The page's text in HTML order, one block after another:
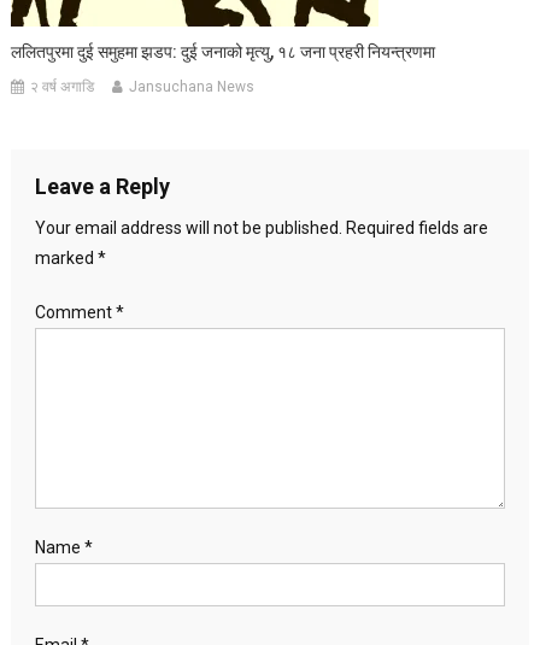
ललितपुरमा दुई समुहमा झडप: दुई जनाको मृत्यु, १८ जना प्रहरी नियन्त्रणमा
२ वर्ष अगाडि Jansuchana News
Leave a Reply
Your email address will not be published.
Required fields are
marked *
Comment*
Name *